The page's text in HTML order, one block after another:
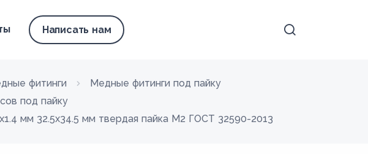
Написать нам
фитинги
Медные фитинги под пайку
под пайку
мм 32.5х34.5 мм твердая пайка М2 ГОСТ 32590-2013